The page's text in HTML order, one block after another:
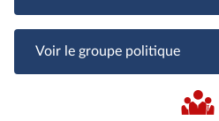
Voir le groupe politique